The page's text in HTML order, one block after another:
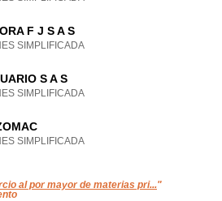
F J S A S
SIMPLIFICADA
S A S
SIMPLIFICADA
SIMPLIFICADA
al por mayor de materias pri..."